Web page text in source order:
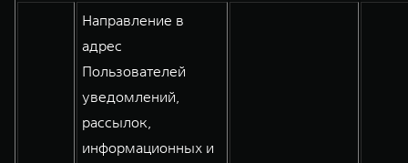
Направление в
адрес
Пользователей
уведомлений,
рассылок,
информационных и